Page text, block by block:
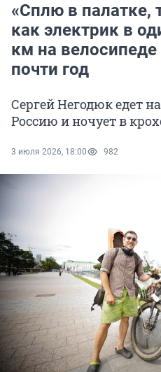
«Сплю в палатке,
как электрик в
км на
почти год
Сергей Негодюк едет
Россию и ночует в
3 июля 2026, 18:00 982